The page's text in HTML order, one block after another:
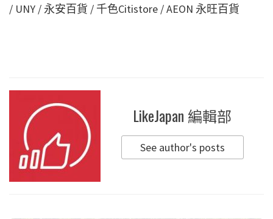
/ UNY / 永安百貨 / 千色Citistore / AEON 永旺百貨
LikeJapan 編輯部
See author's posts